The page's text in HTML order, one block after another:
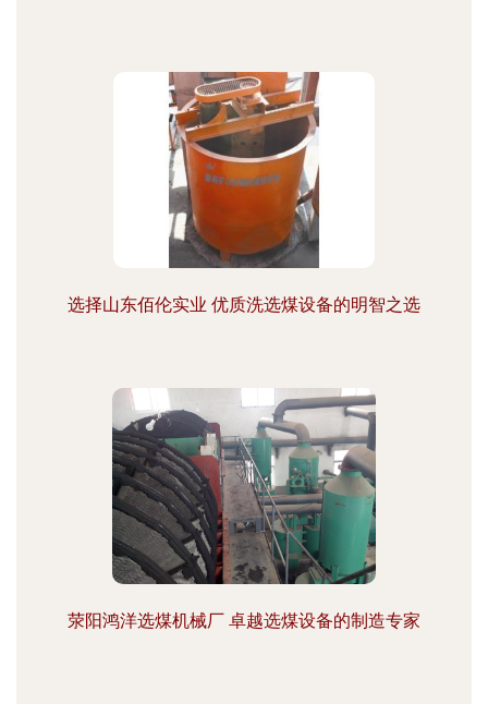
选择山东佰伦实业 优质洗选煤设备的明智之选
荥阳鸿洋选煤机械厂 卓越选煤设备的制造专家